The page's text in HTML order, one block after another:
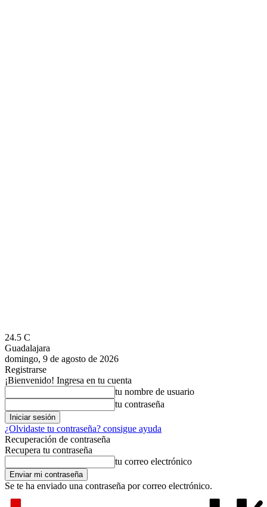
24.5 C
Guadalajara
domingo, 9 de agosto de 2026
Registrarse
¡Bienvenido! Ingresa en tu cuenta
tu nombre de usuario
tu contraseña
¿Olvidaste tu contraseña? consigue ayuda
Recuperación de contraseña
Recupera tu contraseña
tu correo electrónico
Se te ha enviado una contraseña por correo electrónico.